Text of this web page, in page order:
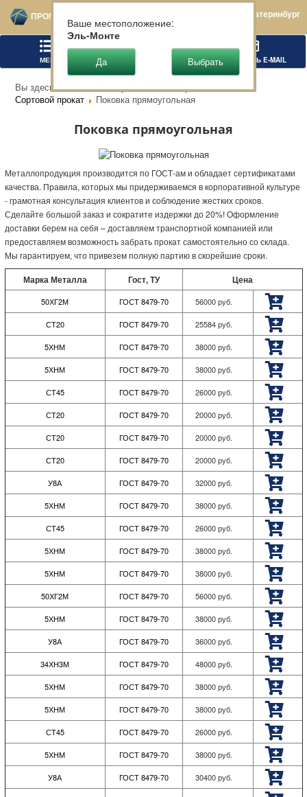
ПРОМТЕХСТАЛЬ Екатеринбург
МЕНЮ НАПИСАТЬ E-MAIL
Вы здесь: Главная
Чёрный металлопрокат
Сортовой прокат
Поковка прямоугольная
Поковка прямоугольная
Металлопродукция производится по ГОСТ-ам и обладает сертификатами
качества. Правила, которых мы придерживаемся в корпоративной культуре
- грамотная консультация клиентов и соблюдение жестких сроков.
Сделайте большой заказ и сократите издержки до 20%! Оформление
доставки берем на себя – доставляем транспортной компанией или
предоставляем возможность забрать прокат самостоятельно со склада.
Мы гарантируем, что привезем полную партию в скорейшие сроки.
Марка Металла Гост, ТУ Цена
50ХГ2М ГОСТ 8479-70 56000руб.
СТ20 ГОСТ 8479-70 25584руб.
5ХНМ ГОСТ 8479-70 38000руб.
5ХНМ ГОСТ 8479-70 38000руб.
СТ45 ГОСТ 8479-70 26000руб.
СТ20 ГОСТ 8479-70 20000руб.
СТ20 ГОСТ 8479-70 20000руб.
СТ20 ГОСТ 8479-70 20000руб.
У8А ГОСТ 8479-70 32000руб.
5ХНМ ГОСТ 8479-70 38000руб.
СТ45 ГОСТ 8479-70 26000руб.
5ХНМ ГОСТ 8479-70 38000руб.
5ХНМ ГОСТ 8479-70 38000руб.
50ХГ2М ГОСТ 8479-70 56000руб.
5ХНМ ГОСТ 8479-70 38000руб.
У8А ГОСТ 8479-70 36000руб.
34ХН3М ГОСТ 8479-70 48000руб.
5ХНМ ГОСТ 8479-70 38000руб.
5ХНМ ГОСТ 8479-70 38000руб.
СТ45 ГОСТ 8479-70 26000руб.
5ХНМ ГОСТ 8479-70 38000руб.
У8А ГОСТ 8479-70 30400руб.
Ваше местоположение:
Эль-Монте